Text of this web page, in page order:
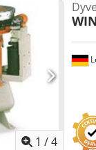
B=850, H=1250
1 /4